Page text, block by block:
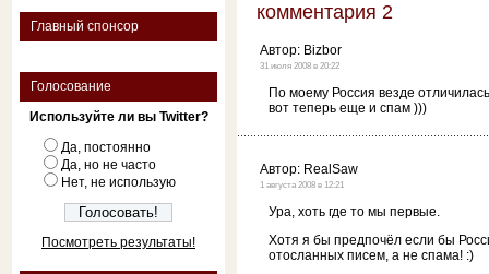
Главный спонсор
Голосование
Используйте ли вы Twitter?
Да, постоянно
Да, но не часто
Нет, не использую
Посмотреть результаты!
комментария 2
Автор: Bizbor
31 июля 2008 в 20:22
По моему Россия везде
вот теперь еще и спам )))
Автор: RealSaw
1 августа 2008 в 12:21
Ура, хоть где то мы первые.
Хотя я бы предпочёл если бы
отосланных писем, а не спама! :)